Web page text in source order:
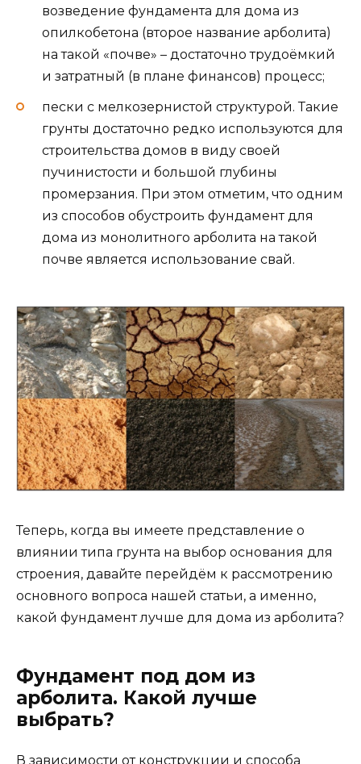
возведение фундамента для дома из
опилкобетона (второе название арболита)
на такой «почве» – достаточно трудоёмкий
и затратный (в плане финансов) процесс;
пески с мелкозернистой структурой. Такие
грунты достаточно редко используются для
строительства домов в виду своей
пучинистости и большой глубины
промерзания. При этом отметим, что одним
из способов обустроить фундамент для
дома из монолитного арболита на такой
почве является использование свай.
Теперь, когда вы имеете представление о
влиянии типа грунта на выбор основания для
строения, давайте перейдём к рассмотрению
основного вопроса нашей статьи, а именно,
какой фундамент лучше для дома из арболита?
Фундамент под дом из
арболита. Какой лучше
выбрать?
В зависимости от конструкции и способа